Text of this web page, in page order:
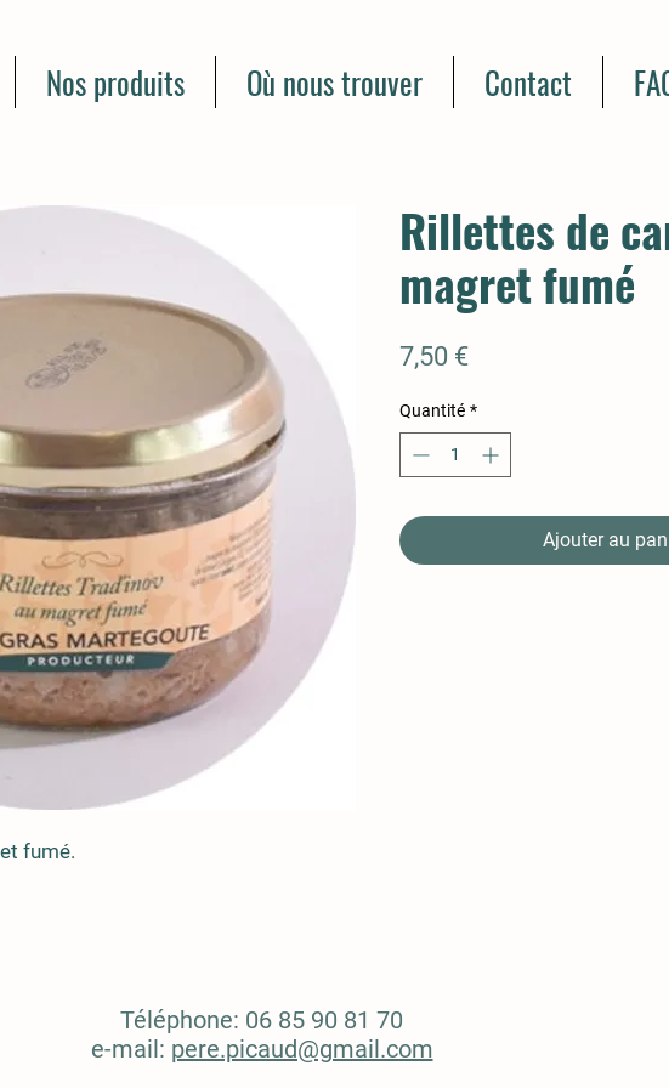
Nos produits Où nous trouver Contact
fumé.
Rillettes de
magret fumé
7,50 €Prix
Quantité *
Ajouter au
Téléphone: 06 85 90 81 70
e-mail: pere.picaud@gmail.com